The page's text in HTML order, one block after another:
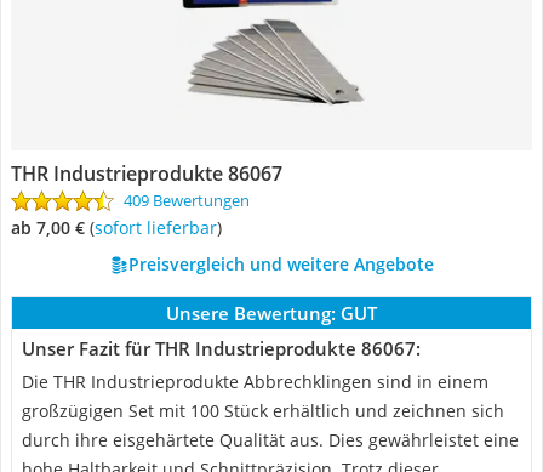
THR Industrieprodukte 86067
409 Bewertungen
ab 7,00 € ( Sofort lieferbar)
Preisvergleich und weitere Angebote
Unsere Bewertung: GUT
Unser Fazit für THR Industrieprodukte 86067:
Die THR Industrieprodukte Abbrechklingen sind in einem
großzügigen Set mit 100 Stück erhältlich und zeichnen sich
durch ihre eisgehärtete Qualität aus. Dies gewährleistet eine